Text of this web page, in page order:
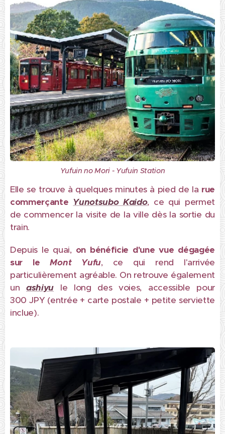
Yufuin no Mori - Yufuin Station
Elle se trouve à quelques minutes à pied de la rue
commerçante Yunotsubo Kaido, ce qui permet
de commencer la visite de la ville dès la sortie du
train.
Depuis le quai, on bénéficie d'une vue dégagée
sur le
Mont Yufu, ce qui rend l'arrivée
particulièrement agréable. On retrouve également
unashiyu le long des voies, accessible pour
300 JPY (entrée + carte postale + petite serviette
inclue).